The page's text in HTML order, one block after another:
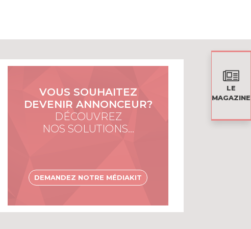
LE
MAGAZINE
VOUS SOUHAITEZ
DEVENIR ANNONCEUR?
DÉCOUVREZ
NOS SOLUTIONS…
DEMANDEZ NOTRE MÉDIAKIT